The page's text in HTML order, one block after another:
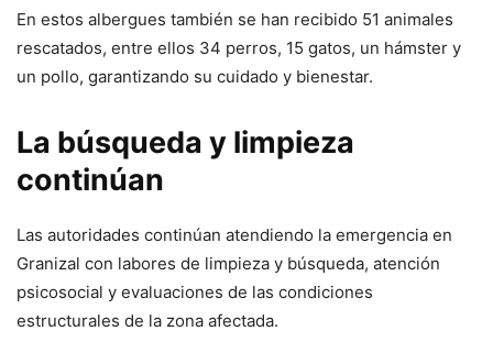
En estos albergues también se han recibido 51 animales
rescatados, entre ellos 34 perros, 15 gatos, un hámster y
un pollo, garantizando su cuidado y bienestar.
La búsqueda y limpieza
continúan
Las autoridades continúan atendiendo la emergencia en
Granizal con labores de limpieza y búsqueda, atención
psicosocial y evaluaciones de las condiciones
estructurales de la zona afectada.